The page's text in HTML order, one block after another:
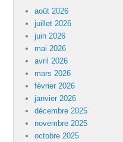
août 2026
juillet 2026
juin 2026
mai 2026
avril 2026
mars 2026
février 2026
janvier 2026
décembre 2025
novembre 2025
octobre 2025